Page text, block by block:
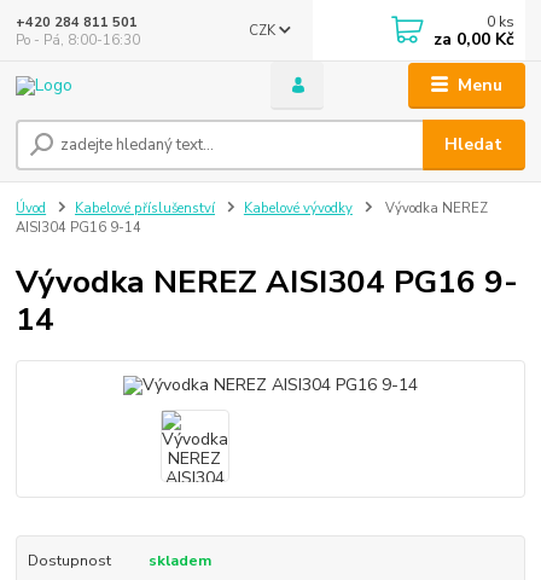
Menu
CZK
Hledat
+420 284 811 501
Po - Pá, 8:00-16:30
0 ks
za 0,00 Kč
Úvod Kabelové příslušenství Kabelové vývodky
Vývodka NEREZ
AISI304 PG16 9-14
Vývodka NEREZ AISI304 PG16 9-
14
Dostupnost skladem